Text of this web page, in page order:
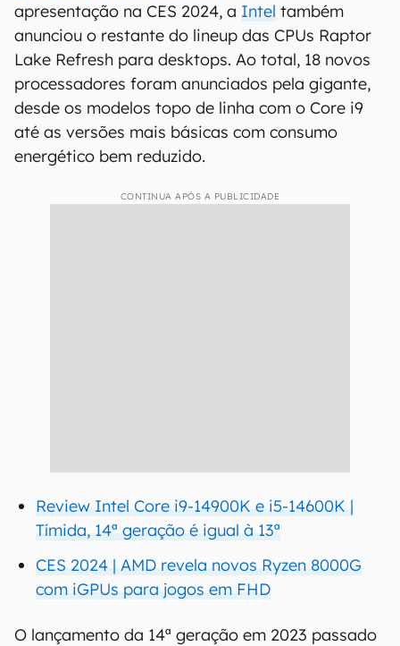
apresentação na CES 2024, a Intel também
anunciou o restante do lineup das CPUs Raptor
Lake Refresh para desktops. Ao total, 18 novos
processadores foram anunciados pela gigante,
desde os modelos topo de linha com o Core i9
até as versões mais básicas com consumo
energético bem reduzido.
CONTINUA APÓS A PUBLICIDADE
Review Intel Core i9-14900K e i5-14600K |
Tímida, 14ª geração é igual à 13ª
CES 2024 | AMD revela novos Ryzen 8000G
com iGPUs para jogos em FHD
O lançamento da 14ª geração em 2023 passado